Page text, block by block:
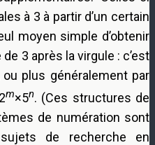
à 3 à partir d’un certain
moyen simple d’obtenir
3 après la virgule : c’est
plus généralement par
m×5n. (Ces structures de
de numération sont
de recherche en